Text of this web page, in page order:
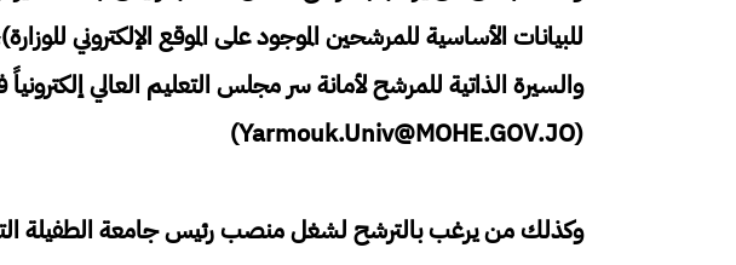
للبيانات الأساسية للمرشحين الموجود على الموقع الإلكتروني
والسيرة الذاتية للمرشح لأمانة سر مجلس التعليم العالي إلكترونياً
(Yarmouk.Univ@MOHE.GOV.JO)
وكذلك من يرغب بالترشح لشغل منصب رئيس جامعة الطفيلة